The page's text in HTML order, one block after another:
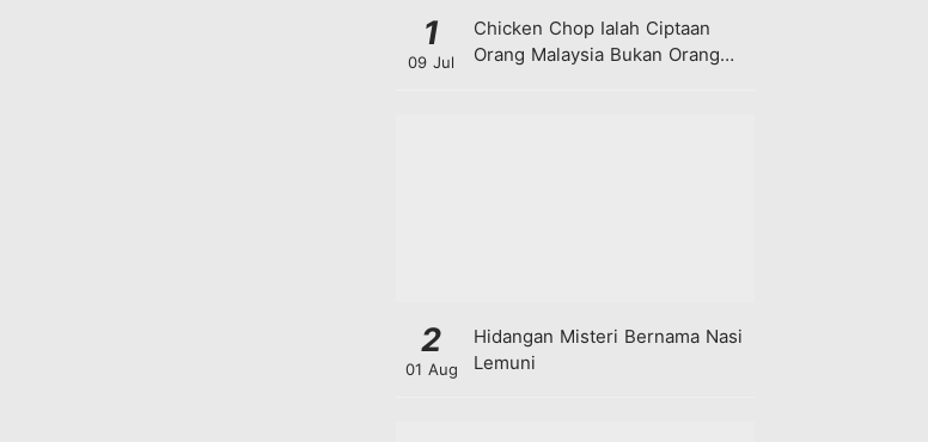
1
09 Jul
Chicken Chop Ialah Ciptaan
Orang Malaysia Bukan Orang
2
01 Aug
Hidangan Misteri Bernama Nasi
Lemuni